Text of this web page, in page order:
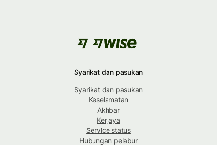
Syarikat dan pasukan
Syarikat dan pasukan
Keselamatan
Akhbar
Kerjaya
Service status
Hubungan pelabur